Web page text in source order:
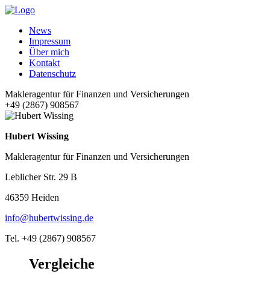
News
Impressum
Über mich
Kontakt
Datenschutz
Makleragentur für Finanzen und Versicherungen
+49 (2867) 908567
Hubert Wissing
Makleragentur für Finanzen und Versicherungen
Leblicher Str. 29 B
46359 Heiden
info@hubertwissing.de
Tel. +49 (2867) 908567
Vergleiche